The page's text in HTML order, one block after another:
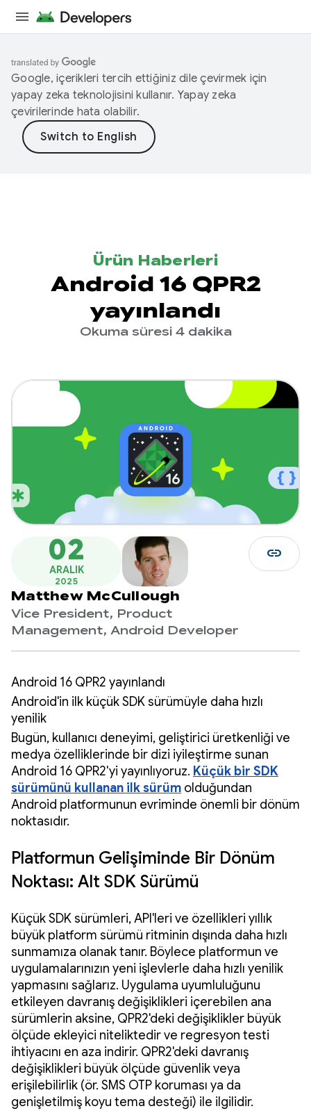
Google, içerikleri tercih ettiğiniz dile çevirmek için
yapay zeka teknolojisini kullanır. Yapay zeka
çevirilerinde hata olabilir.
Ürün Haberleri
Android 16 QPR2
yayınlandı
Okuma süresi 4 dakika
02
ARALIK
2025
Matthew McCullough
Vice President, Product
Management, Android Developer
link
Android 16 QPR2 yayınlandı
Android'in ilk küçük SDK sürümüyle daha hızlı
yenilik
Bugün, kullanıcı deneyimi, geliştirici üretkenliği ve
medya özelliklerinde bir dizi iyileştirme sunan
Android 16 QPR2'yi yayınlıyoruz. Küçük bir SDK
sürümünü kullanan ilk sürüm olduğundan
Android platformunun evriminde önemli bir dönüm
noktasıdır.
Platformun Gelişiminde Bir Dönüm
Noktası: Alt SDK Sürümü
Küçük SDK sürümleri, API'leri ve özellikleri yıllık
büyük platform sürümü ritminin dışında daha hızlı
sunmamıza olanak tanır. Böylece platformun ve
uygulamalarınızın yeni işlevlerle daha hızlı yenilik
yapmasını sağlarız. Uygulama uyumluluğunu
etkileyen davranış değişiklikleri içerebilen ana
sürümlerin aksine, QPR2'deki değişiklikler büyük
ölçüde ekleyici niteliktedir ve regresyon testi
ihtiyacını en aza indirir. QPR2'deki davranış
değişiklikleri büyük ölçüde güvenlik veya
erişilebilirlik (ör. SMS OTP koruması ya da
genişletilmiş koyu tema desteği) ile ilgilidir.